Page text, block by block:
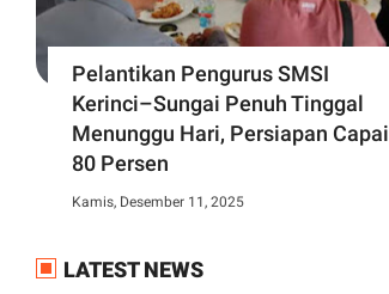
Pelantikan Pengurus SMSI
Kerinci–Sungai Penuh Tinggal
Menunggu Hari, Persiapan Capai
80 Persen
Kamis, Desember 11, 2025
LATEST NEWS